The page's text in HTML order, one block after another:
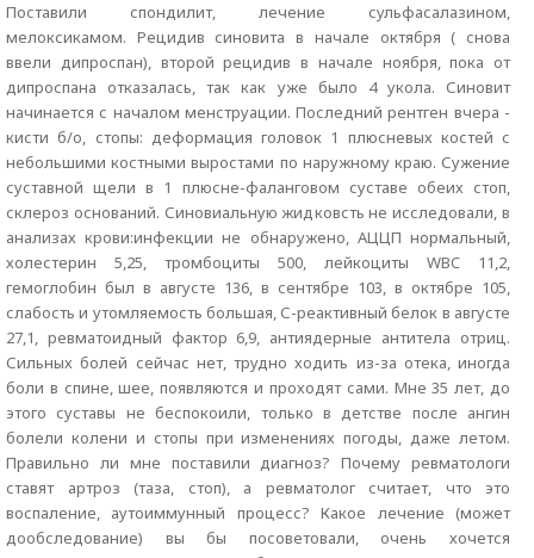
Поставили спондилит, лечение сульфасалазином,
мелоксикамом. Рецидив синовита в начале октября ( снова
ввели дипроспан), второй рецидив в начале ноября, пока от
дипроспана отказалась, так как уже было 4 укола. Синовит
начинается с началом менструации. Последний рентген вчера -
кисти б/о, стопы: деформация головок 1 плюсневых костей с
небольшими костными выростами по наружному краю. Сужение
суставной щели в 1 плюсне-фаланговом суставе обеих стоп,
склероз оснований. Синовиальную жидковсть не исследовали, в
анализах крови:инфекции не обнаружено, АЦЦП нормальный,
холестерин 5,25, тромбоциты 500, лейкоциты WBC 11,2,
гемоглобин был в августе 136, в сентябре 103, в октябре 105,
слабость и утомляемость большая, С-реактивный белок в августе
27,1, ревматоидный фактор 6,9, антиядерные антитела отриц.
Сильных болей сейчас нет, трудно ходить из-за отека, иногда
боли в спине, шее, появляются и проходят сами. Мне 35 лет, до
этого суставы не беспокоили, только в детстве после ангин
болели колени и стопы при изменениях погоды, даже летом.
Правильно ли мне поставили диагноз? Почему ревматологи
ставят артроз (таза, стоп), а ревматолог считает, что это
воспаление, аутоиммунный процесс? Какое лечение (может
дообследование) вы бы посоветовали, очень хочется